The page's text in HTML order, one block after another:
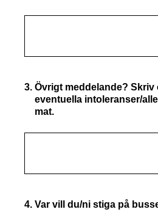
3. Övrigt meddelande? Skriv
eventuella intoleranser/
mat.
4. Var vill du/ni stiga på